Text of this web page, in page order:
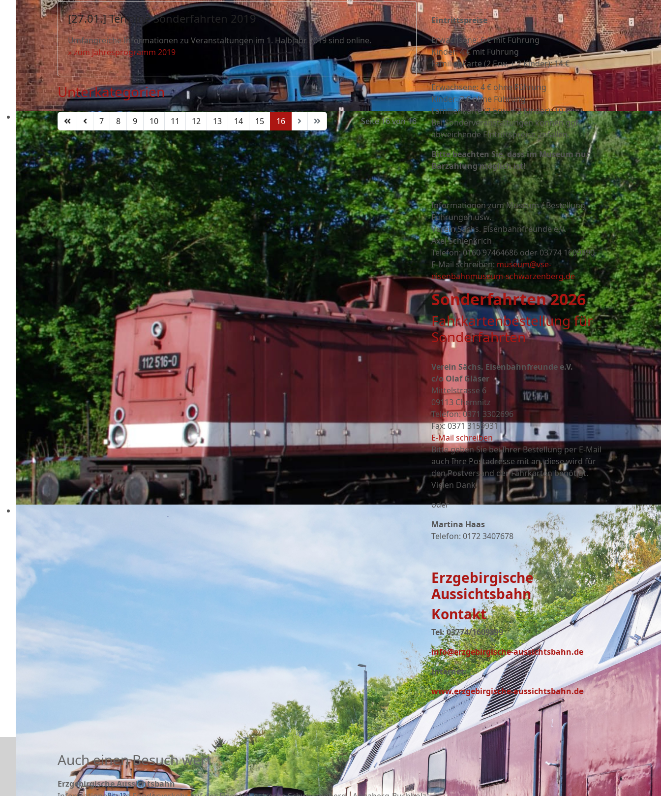
[27.01.] Termine Sonderfahrten 2019
Umfangreiche Informationen zu Veranstaltungen im 1. Halbjahr 2019 sind online.
» zum Jahresprogramm 2019
Unterkategorien
7 8 9 10 11 12 13 14 15 16 Seite 16 von 16
Eintrittspreise
Erwachsene: 6 € mit Führung
Kinder: 4 € mit Führung
Familienkarte (2 Erw. + 2 Kinder): 14 €
Erwachsene: 4 € ohne Führung
Kinder: 2 € ohne Führung
Familienkarte (2 Erw. + 2 Kinder): 10 €
Bei Sonderveranstaltungen können ggf.
abweichende Eintrittspreise anfallen.
Bitte beachten Sie, dass im Museum nur
Barzahlung möglich ist!
Informationen zum Museum / Bestellung
Führungen usw.
Verein Sächs. Eisenbahnfreunde e.V.
Axel Schlenkrich
Telefon: 0160 97464686 oder 03774 1609890
E-Mail schreiben: museum@vse-
eisenbahnmuseum-schwarzenberg.de
Sonderfahrten 2026
Fahrkartenbestellung für
Sonderfahrten
Verein Sächs. Eisenbahnfreunde e.V.
c/o Olaf Gläser
Mittelstrasse 6
09113 Chemnitz
Telefon: 0371 3302696
Fax: 0371 3159931
E-Mail schreiben
Bitte geben Sie bei Ihrer Bestellung per E-Mail
auch Ihre Postadresse mit an, diese wird für
den Postversand der Fahrkarten benötigt.
Vielen Dank
oder
Martina Haas
Telefon: 0172 3407678
Erzgebirgische
Aussichtsbahn
Kontakt
Tel: 03774/1609899
info@erzgebirgische-aussichtsbahn.de
Internet:
www.erzgebirgische-aussichtsbahn.de
Auch einen Besuch wert
Erzgebirgische Aussichtsbahn